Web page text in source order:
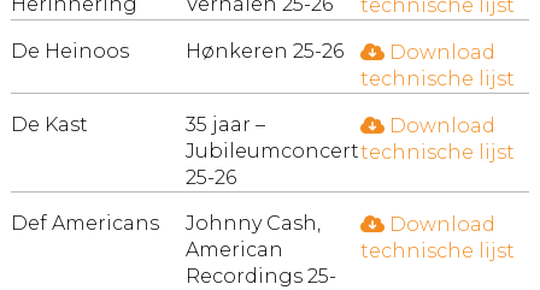
Herinnering
Verhalen 25-26
technische lijst
De Heinoos
Hønkeren 25-26
Download
technische lijst
De Kast
35 jaar –
Jubileumconcert
25-26
Download
technische lijst
Def Americans
Johnny Cash,
American
Recordings 25-
Download
technische lijst